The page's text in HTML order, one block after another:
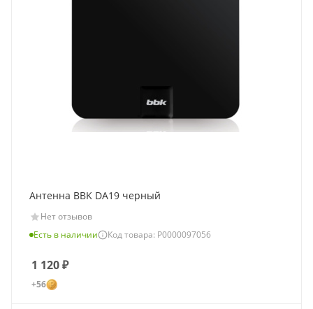
Антенна BBK DA19 черный
Нет отзывов
Есть в наличии
Код товара: Р0000097056
1 120₽
+56